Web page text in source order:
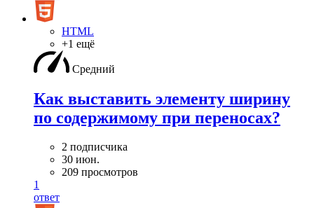
HTML
+1 ещё
Средний
Как выставить элементу ширину
по содержимому при переносах?
2 подписчика
30 июн.
209 просмотров
1
ответ